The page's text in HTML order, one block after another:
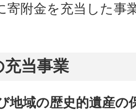
寄附金を充当した事
当事業
地域の歴史的遺産の